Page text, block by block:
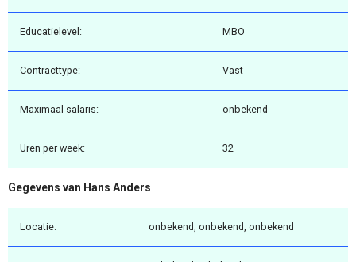
Educatielevel: MBO
Contracttype: Vast
Maximaal salaris: onbekend
Uren per week: 32
Gegevens van Hans Anders
Locatie: onbekend, onbekend, onbekend